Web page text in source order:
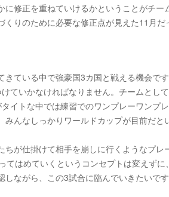
修正を重ねていけるかということがチー
りのために必要な修正点が見えた11月だ
ている中で強豪国3カ国と戦える機会で
ていかなければなりません。チームとし
イトな中では練習でのワンプレーワンプ
んなしっかりワールドカップが目前だと
が仕掛けて相手を崩しに行くようなプレ
てはめていくというコンセプトは変えずに
ながら、この3試合に臨んでいきたいです